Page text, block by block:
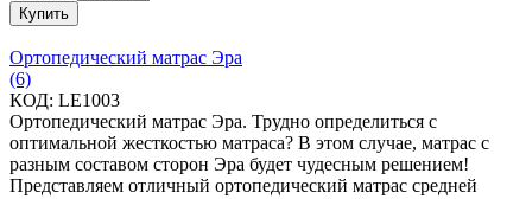
Купить
Ортопедический матрас Эра
(6)
КОД: LE1003
Ортопедический матрас Эра. Трудно определиться с
оптимальной жесткостью матраса? В этом случае, матрас с
разным составом сторон Эра будет чудесным решением!
Представляем отличный ортопедический матрас средней